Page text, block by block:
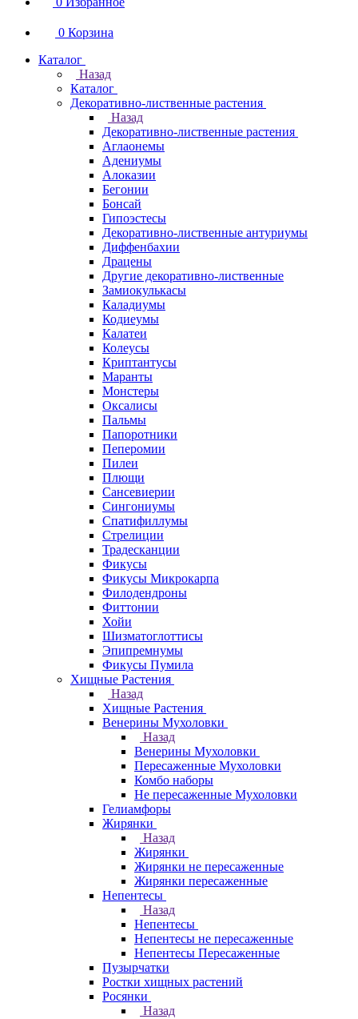
0 Корзина
Каталог
Назад
Каталог
Декоративно-лиственные растения
Назад
Декоративно-лиственные растения
Аглаонемы
Адениумы
Алоказии
Бегонии
Бонсай
Гипоэстесы
Декоративно-лиственные антуриумы
Диффенбахии
Драцены
Другие декоративно-лиственные
Замиокулькасы
Каладиумы
Кодиеумы
Калатеи
Колеусы
Криптантусы
Маранты
Монстеры
Оксалисы
Пальмы
Папоротники
Пеперомии
Пилеи
Плющи
Сансевиерии
Сингониумы
Спатифиллумы
Стрелиции
Традесканции
Фикусы
Фикусы Микрокарпа
Филодендроны
Фиттонии
Хойи
Шизматоглоттисы
Эпипремнумы
Фикусы Пумила
Хищные Растения
Назад
Хищные Растения
Венерины Мухоловки
Назад
Венерины Мухоловки
Пересаженные Мухоловки
Комбо наборы
Не пересаженные Мухоловки
Гелиамфоры
Жирянки
Назад
Жирянки
Жирянки не пересаженные
Жирянки пересаженные
Непентесы
Назад
Непентесы
Непентесы не пересаженные
Непентесы Пересаженные
Пузырчатки
Ростки хищных растений
Росянки
Назад